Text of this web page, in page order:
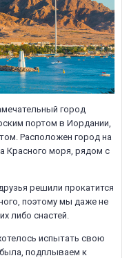
город
портом в Иордании,
Расположен город на
Красного моря, рядом с
решили прокатится
поэтому мы даже не
либо снастей.
испытать свою
подплываем к